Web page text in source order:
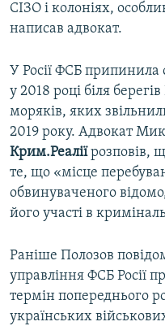
СІЗО і колоніях,
написав адвокат.
У Росії ФСБ припинила
у 2018 році біля
моряків, яких
2019 року. Адвокат
Крим.Реаліїрозповів,
те, що «місце
обвинуваченого
його участі в
Раніше Полозов
управління ФСБ Росії
термін попереднього
українських